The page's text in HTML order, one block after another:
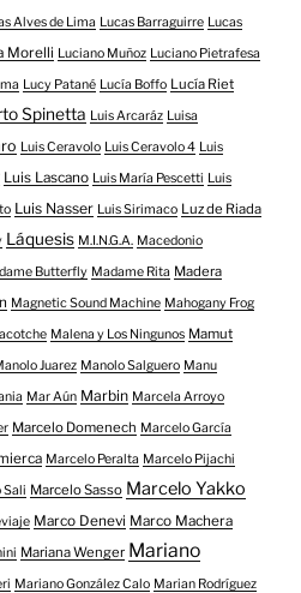
Alves de Lima Lucas Barraguirre Lucas
Morelli Luciano Muñoz Luciano Pietrafesa
Lucy Patané Lucía Boffo Lucía Riet
Spinetta Luis Arcaráz Luisa
Luis Ceravolo Luis Ceravolo 4 Luis
Luis Lascano Luis María Pescetti Luis
Luis Nasser Luis Sirimaco Luz de Riada
Láquesis M.I.N.G.A. Macedonio
Butterfly Madame Rita Madera
Magnetic Sound Machine Mahogany Frog
Malena y Los Ningunos Mamut
Juarez Manolo Salguero Manu
Mar Aún Marbin Marcela Arroyo
Marcelo Domenech Marcelo García
Marcelo Peralta Marcelo Pijachi
Sali Marcelo Sasso Marcelo Yakko
Marco Denevi Marco Machera
Mariana Wenger Mariano
Mariano González Calo Marian Rodríguez